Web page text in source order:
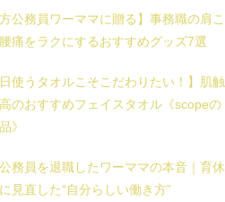
方公務員ワーママに贈る】事務職の肩こ
痛をラクにするおすすめグッズ7選
日使うタオルこそこだわりたい！】肌触
のおすすめフェイスタオル《scopeの
》
務員を退職したワーママの本音｜育休
見直した“自分らしい働き方”